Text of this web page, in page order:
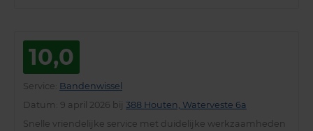
10,0
Service Bandenwissel
Datum : 9 april 2026 bij 388 Houten, Waterveste 6a
Snelle vriendelijke service met duidelijke werkzaamheden